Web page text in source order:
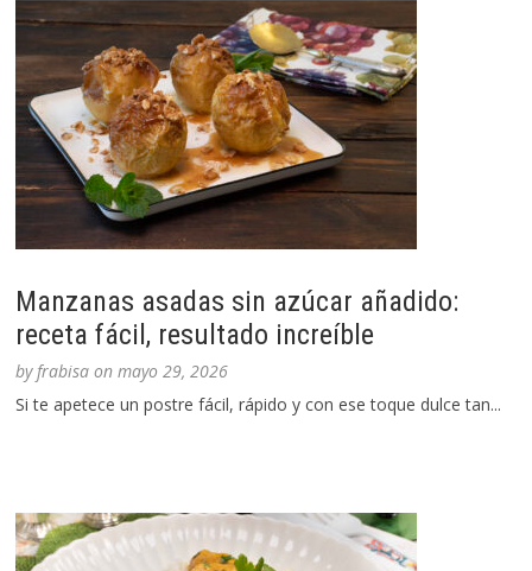
Manzanas asadas sin azúcar añadido:
receta fácil, resultado increíble
byfrabisa onmayo 29, 2026
Si te apetece un postre fácil, rápido y con ese toque dulce tan...